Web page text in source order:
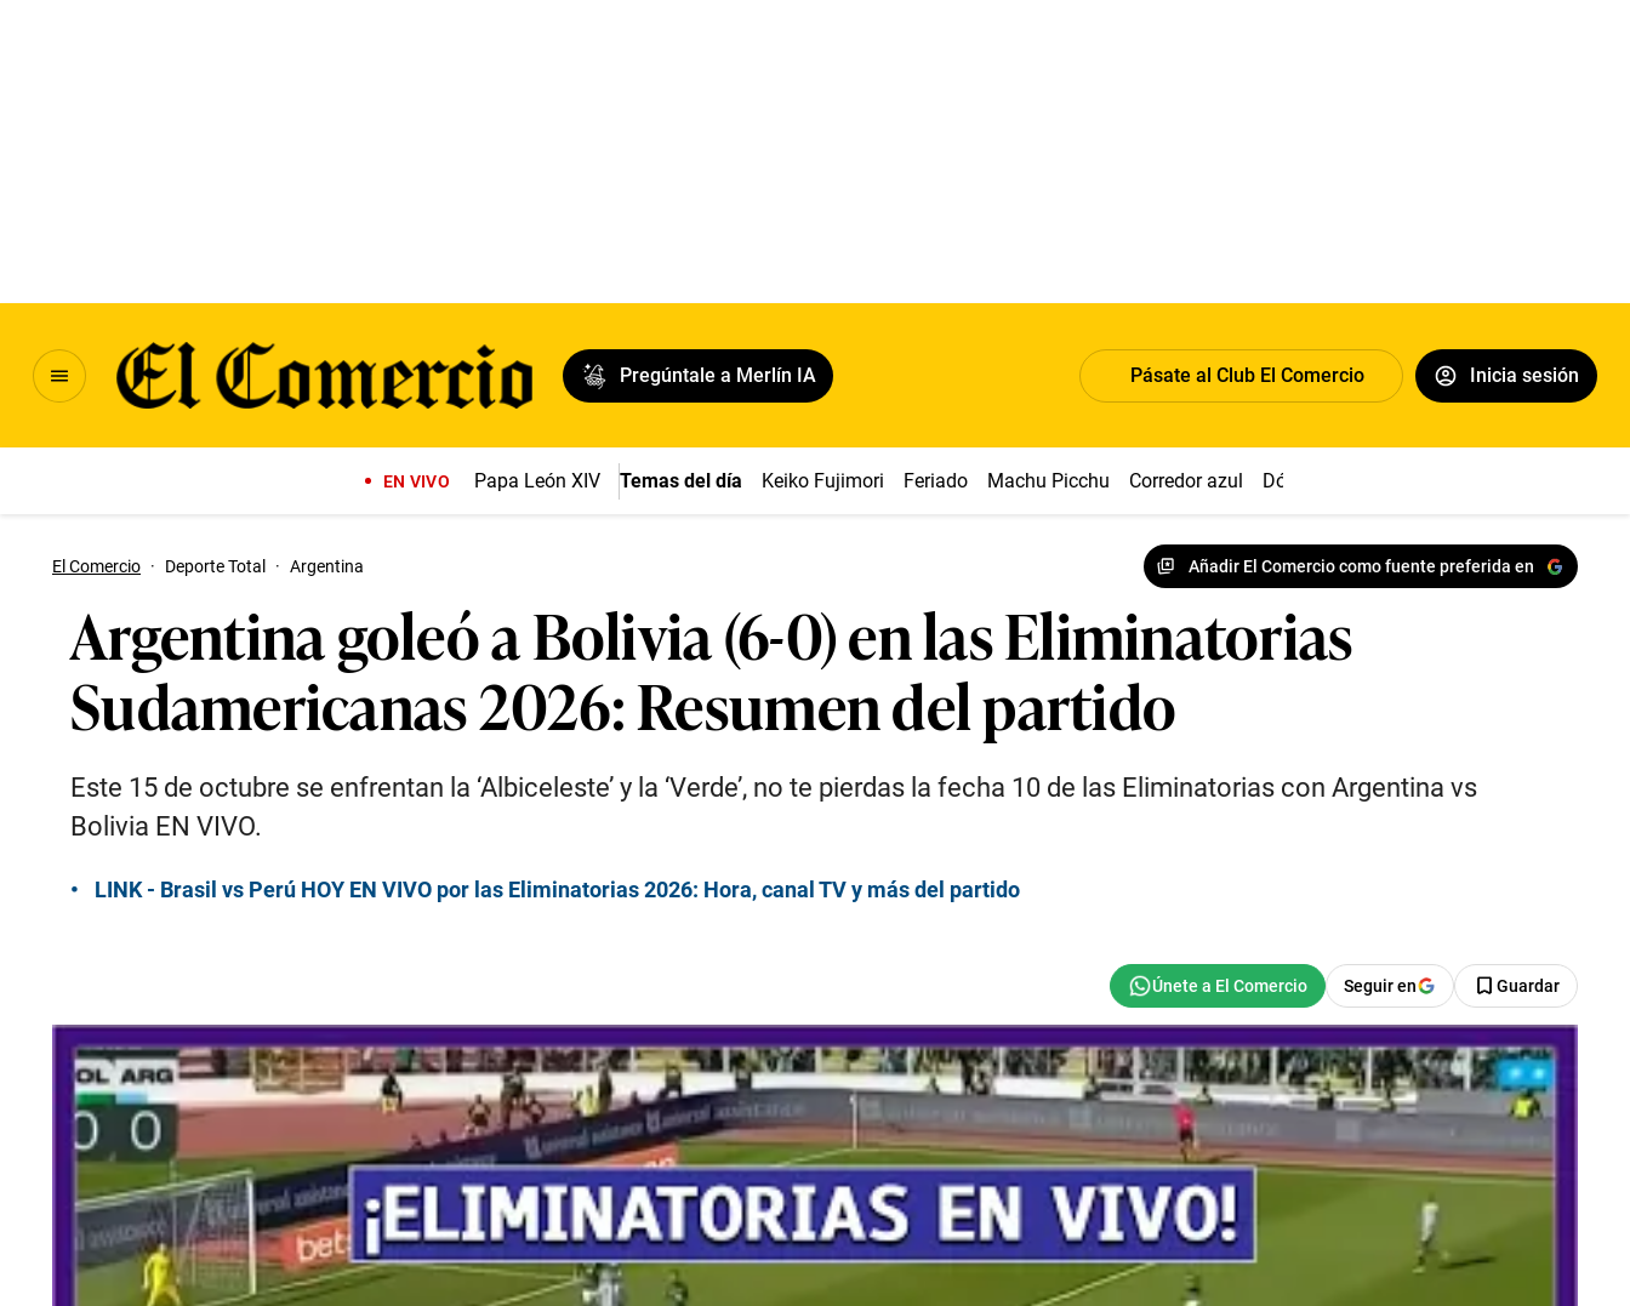
Pregúntale a Merlín IA Pásate al Club El Comercio Inicia sesión
EN VIVO Papa León XIV Temas del día Keiko Fujimori Feriado Machu Picchu Corredor azul Dólar
El Comercio · Deporte Total · Argentina Añadir El Comercio como fuente preferida en
Argentina goleó a Bolivia (6-0) en las Eliminatorias
Sudamericanas 2026: Resumen del partido
Este 15 de octubre se enfrentan la ‘Albiceleste’ y la ‘Verde’, no te pierdas la fecha 10 de las Eliminatorias con Argentina vs
Bolivia EN VIVO.
LINK - Brasil vs Perú HOY EN VIVO por las Eliminatorias 2026: Hora, canal TV y más del partido
Seguir en Guardar